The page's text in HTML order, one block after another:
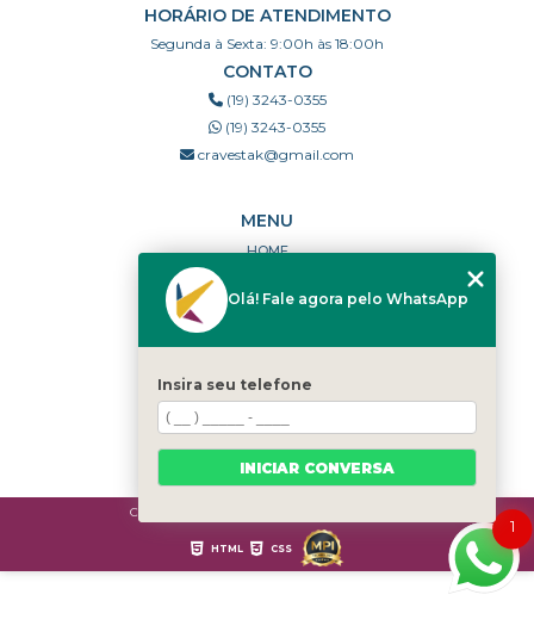
HORÁRIO DE ATENDIMENTO
Segunda à Sexta: 9:00h às 18:00h
CONTATO
(19) 3243-0355
(19) 3243-0355
cravestak@gmail.com
MENU
HOME
PORTFÓLIO
DÚVIDAS FREQUENTES
CATEGORIAS
MAPA DO SITE
Copyright © Cravestak. (Lei 9610 de 19/02/1998)
HTML CSS
1
Olá! Fale agora pelo WhatsApp
Insira seu telefone
INICIAR CONVERSA